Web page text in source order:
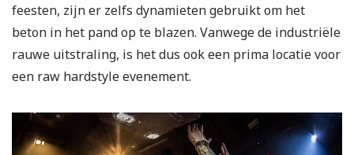
feesten, zijn er zelfs dynamieten gebruikt om het
beton in het pand op te blazen. Vanwege de industriële
rauwe uitstraling, is het dus ook een prima locatie voor
een raw hardstyle evenement.